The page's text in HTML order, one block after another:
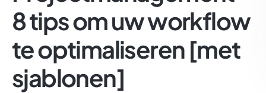
8 tips om uw workflow
te optimaliseren [met
sjablonen]